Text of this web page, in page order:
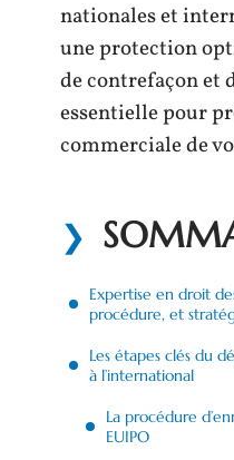
nationales et
une protection
de contrefaçon et
essentielle pour
commerciale de
Expertise en droit
procédure, et
Les étapes clés du
à l’international
La procédure
EUIPO